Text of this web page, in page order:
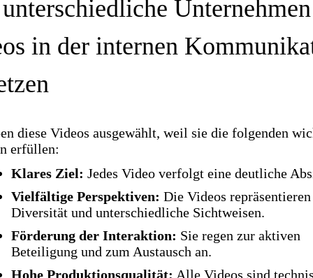
Unternehmen
in der internen
diese Videos ausgewählt, weil sie die folgenden
erfüllen:
Klares Ziel: Jedes Video verfolgt eine deutliche
Vielfältige Perspektiven: Die Videos repräsentieren
Diversität und unterschiedliche Sichtweisen.
Förderung der Interaktion: Sie regen zur aktiven
Beteiligung und zum Austausch an.
Hohe Produktionsqualität: Alle Videos sind